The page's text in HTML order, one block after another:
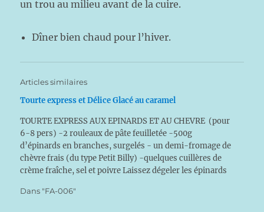
un trou au milieu avant de la cuire.
Dîner bien chaud pour l’hiver.
Articles similaires
Tourte express et Délice Glacé au caramel
TOURTE EXPRESS AUX EPINARDS ET AU CHEVRE (pour
6-8 pers) -2 rouleaux de pâte feuilletée -500g
d’épinards en branches, surgelés - un demi-fromage de
chèvre frais (du type Petit Billy) -quelques cuillères de
crème fraîche, sel et poivre Laissez dégeler les épinards
Dans "FA-006"